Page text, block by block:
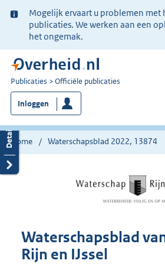
Ter
informatie:
Mogelijk ervaart u problemen met
publicaties. We werken aan een
het ongemak.
U
bent
nu
hier:
Publicaties Officiële publicaties
Inloggen
Home Waterschapsblad 2022, 13874
Waterschapsblad
Rijn en IJssel